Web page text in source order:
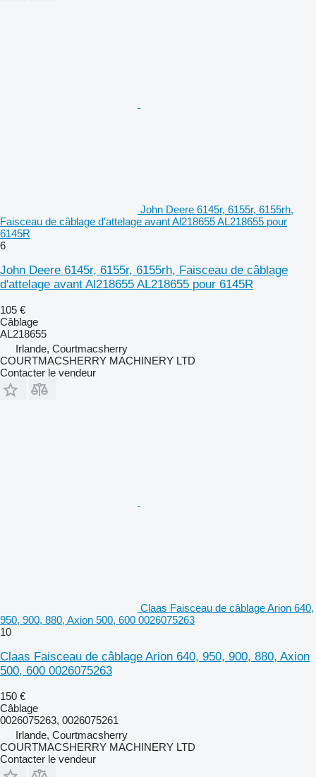
John Deere 6145r, 6155r, 6155rh,
Faisceau de câblage d'attelage avant Al218655 AL218655 pour
6145R
6
John Deere 6145r, 6155r, 6155rh, Faisceau de câblage
d'attelage avant Al218655 AL218655 pour 6145R
105 €
Câblage
AL218655
Irlande, Courtmacsherry
COURTMACSHERRY MACHINERY LTD
Contacter le vendeur
Claas Faisceau de câblage Arion 640,
950, 900, 880, Axion 500, 600 0026075263
10
Claas Faisceau de câblage Arion 640, 950, 900, 880, Axion
500, 600 0026075263
150 €
Câblage
0026075263, 0026075261
Irlande, Courtmacsherry
COURTMACSHERRY MACHINERY LTD
Contacter le vendeur